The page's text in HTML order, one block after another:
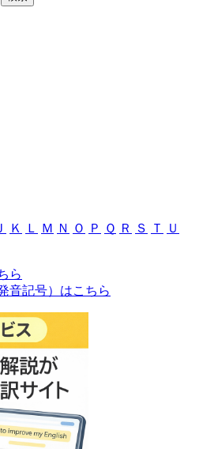
Ｊ Ｋ Ｌ Ｍ Ｎ Ｏ Ｐ Ｑ Ｒ Ｓ Ｔ
Ｕ
ら
音記号）はこちら